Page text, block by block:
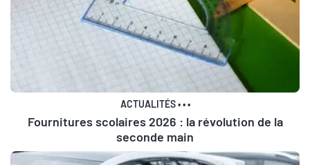
ACTUALITÉS•••
Fournitures scolaires 2026 : la révolution de la
seconde main